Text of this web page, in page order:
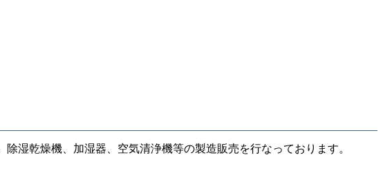
湿乾燥機、加湿器、空気清浄機等の製造販売を行なっております。